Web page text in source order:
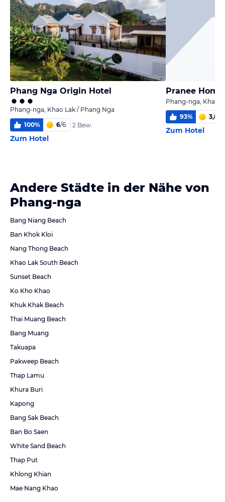
Phang Nga Origin Hotel
Phang-nga, Khao Lak / Phang Nga
100% 6/6 2 Bew.
Zum Hotel
Pranee
Phang-nga, Khao
93% 3,8
Zum Hotel
Andere Städte in der Nähe von
Phang-nga
Bang Niang Beach
Ban Khok Kloi
Nang Thong Beach
Khao Lak South Beach
Sunset Beach
Ko Kho Khao
Khuk Khak Beach
Thai Muang Beach
Bang Muang
Takuapa
Pakweep Beach
Thap Lamu
Khura Buri
Kapong
Bang Sak Beach
Ban Bo Saen
White Sand Beach
Thap Put
Khlong Khian
Mae Nang Khao